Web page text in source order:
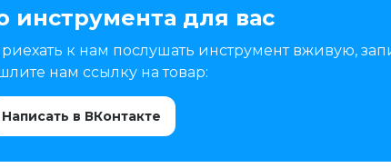
для вас
к нам послушать инструмент вживую,
нам ссылку на товар:
Написать в ВКонтакте